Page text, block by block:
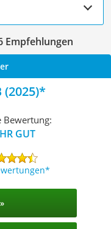
Empfehlungen
(2025)
Bewertung:
GUT